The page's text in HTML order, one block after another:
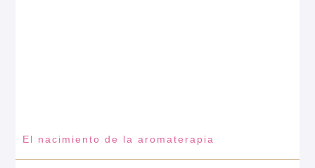
El nacimiento de la aromaterapia